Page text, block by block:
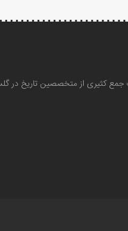
جمع کثیری از متخصصین تاریخ در